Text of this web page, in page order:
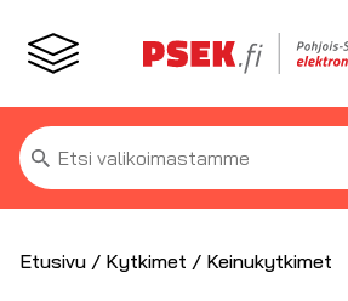
Etsi:
Etusivu / Kytkimet / Keinukytkimet